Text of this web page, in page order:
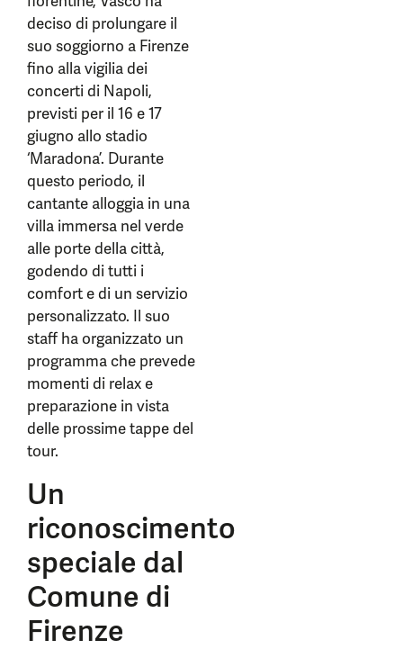
deciso di prolungare il
suo soggiorno a Firenze
fino alla vigilia dei
concerti di Napoli,
previsti per il 16 e 17
giugno allo stadio
‘Maradona’. Durante
questo periodo, il
cantante alloggia in una
villa immersa nel verde
alle porte della città,
godendo di tutti i
comfort e di un servizio
personalizzato. Il suo
staff ha organizzato un
programma che prevede
momenti di relax e
preparazione in vista
delle prossime tappe del
tour.
Un
riconoscimento
speciale dal
Comune di
Firenze